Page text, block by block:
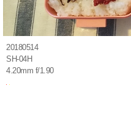
20180514
SH-04H
4.20mm f/1.90